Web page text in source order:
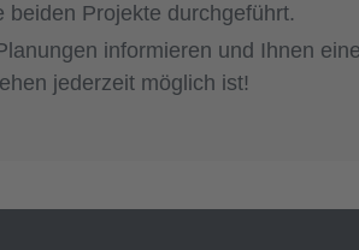
Projekte durchgeführt.
informieren und Ihnen
jederzeit möglich ist!